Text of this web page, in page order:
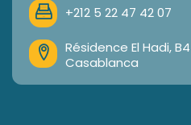
+212 5 22 47 42 07
Résidence El Hadi,
Casablanca